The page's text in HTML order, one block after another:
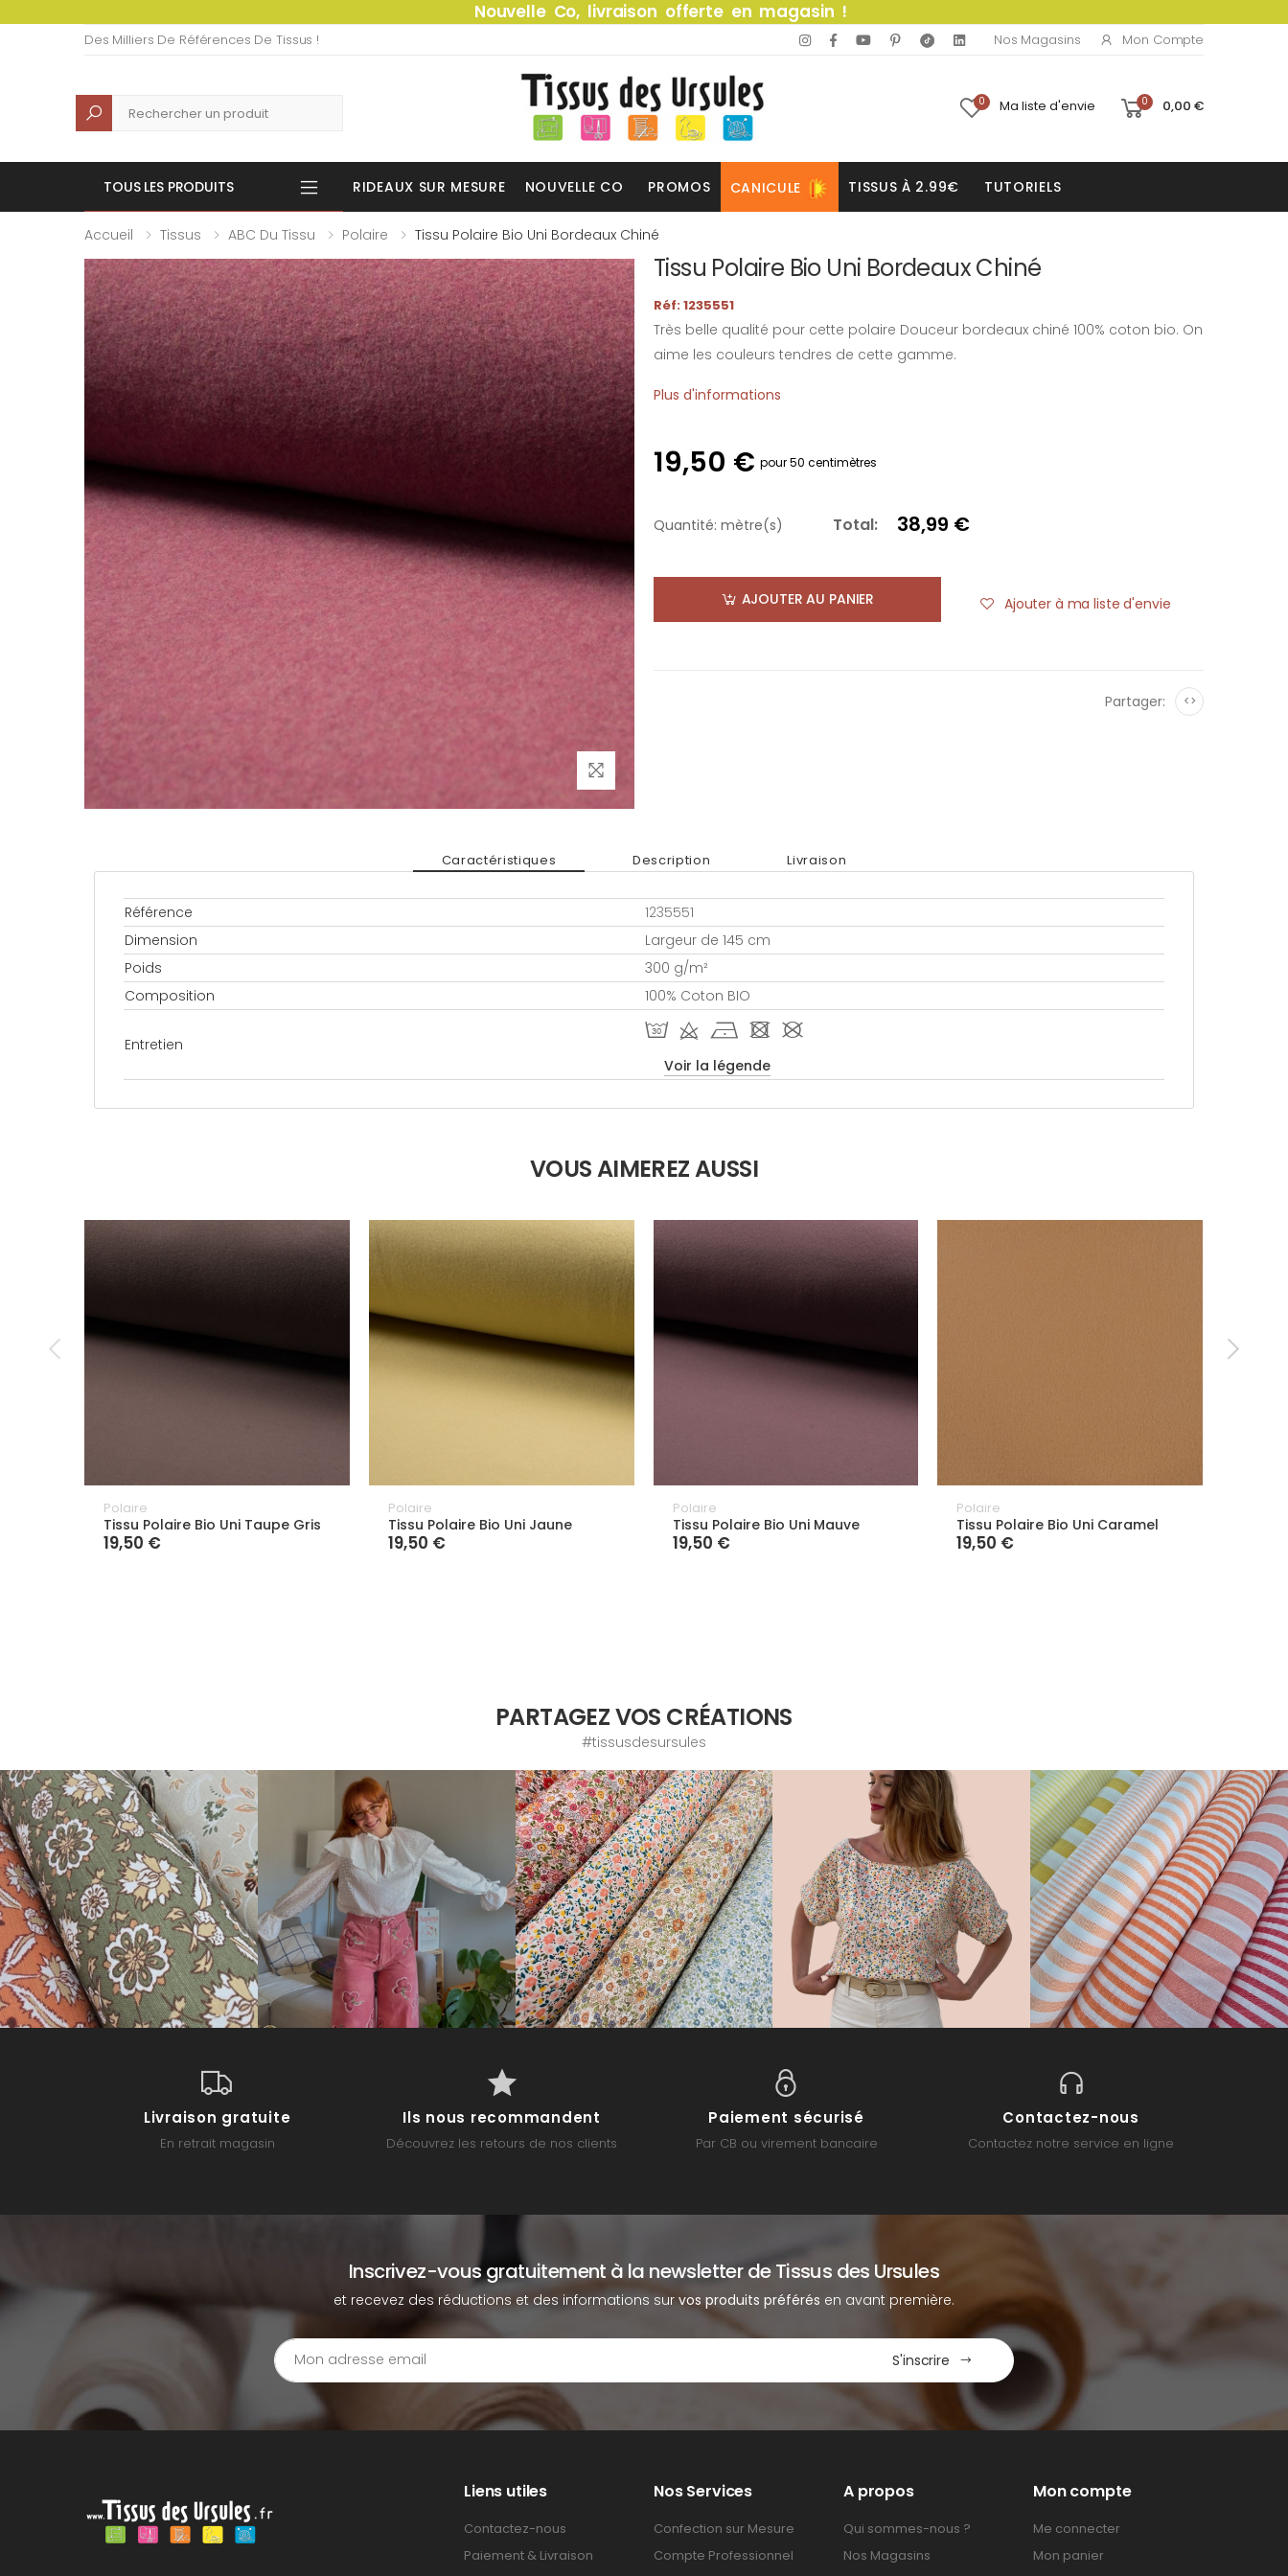
Nouvelle Co, livraison offerte en magasin !
Des Milliers De Références De Tissus ! Nos Magasins Mon Compte
Recherche 0 Ma liste d'envie 0 0,00 €
TOUS LES PRODUITS RIDEAUX SUR MESURE NOUVELLE CO PROMOS CANICULE TISSUS À 2.99€ TUTORIELS
Accueil Tissus ABC Du Tissu Polaire Tissu Polaire Bio Uni Bordeaux Chiné
Tissu Polaire Bio Uni Bordeaux Chiné
Réf: 1235551
Très belle qualité pour cette polaire Douceur bordeaux chiné 100% coton bio. On
aime les couleurs tendres de cette gamme.
Plus d'informations
19,50 € pour 50 centimètres
Quantité: mètre(s) Total: 38,99 €
AJOUTER AU PANIER Ajouter à ma liste d'envie
Partager: <>
Caractéristiques Description Livraison
Référence
1235551
Dimension
Largeur de 145 cm
Poids
300 g/m²
Composition
100% Coton BIO
Entretien
T d h - #
Voir la légende
VOUS AIMEREZ AUSSI
Polaire
Tissu Polaire Bio Uni Taupe Gris
19,50 €
Polaire
Tissu Polaire Bio Uni Jaune
19,50 €
Polaire
Tissu Polaire Bio Uni Mauve
19,50 €
Polaire
Tissu Polaire Bio Uni Caramel
19,50 €
PARTAGEZ VOS CRÉATIONS
#tissusdesursules
Livraison gratuite
En retrait magasin
Ils nous recommandent
Découvrez les retours de nos clients
Paiement sécurisé
Par CB ou virement bancaire
Contactez-nous
Contactez notre service en ligne
Inscrivez-vous gratuitement à la newsletter de Tissus des Ursules
et recevez des réductions et des informations survos produits préférés en avant première.
S'inscrire
Liens utiles
Contactez-nous
Paiement & Livraison
Nos Services
Confection sur Mesure
Compte Professionnel
A propos
Qui sommes-nous ?
Nos Magasins
Mon compte
Me connecter
Mon panier